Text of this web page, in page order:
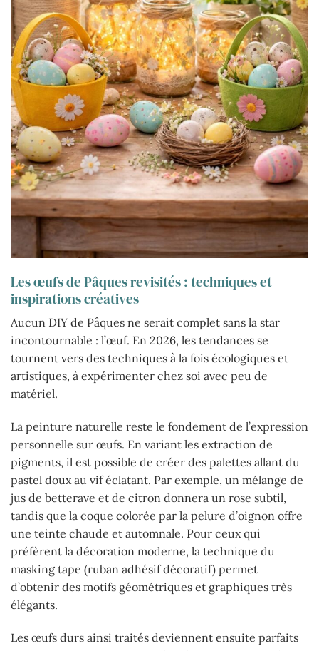
Les œufs de Pâques revisités : techniques et
inspirations créatives
Aucun DIY de Pâques ne serait complet sans la star
incontournable : l’œuf. En 2026, les tendances se
tournent vers des techniques à la fois écologiques et
artistiques, à expérimenter chez soi avec peu de
matériel.
La peinture naturelle reste le fondement de l’expression
personnelle sur œufs. En variant les extraction de
pigments, il est possible de créer des palettes allant du
pastel doux au vif éclatant. Par exemple, un mélange de
jus de betterave et de citron donnera un rose subtil,
tandis que la coque colorée par la pelure d’oignon offre
une teinte chaude et automnale. Pour ceux qui
préfèrent la décoration moderne, la technique du
masking tape (ruban adhésif décoratif) permet
d’obtenir des motifs géométriques et graphiques très
élégants.
Les œufs durs ainsi traités deviennent ensuite parfaits